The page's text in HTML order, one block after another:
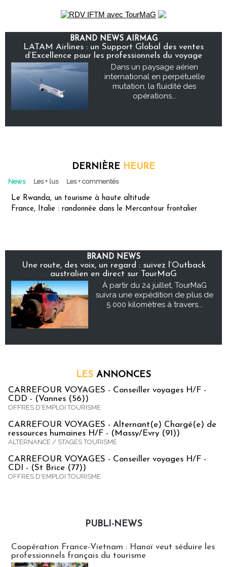
BRAND NEWS AIRMAG
LATAM Airlines : un Support Global des ventes
d’Excellence pour les professionnels du voyage
Dans un paysage aérien
international en perpétuelle
mutation, la fluidité des
opérations...
DERNIÈRE HEURE
News Les + lus Les + commentés
Le Rwanda, un tourisme à haute altitude
France, Italie : randonnée dans le Mercantour frontalier
BRAND NEWS
Une route, des voix, un regard : suivez l’Outback
australien en direct sur TourMaG
À partir du 24 juillet, TourMaG
suivra une expédition de plus de
5 000 kilomètres à travers...
LES ANNONCES
CARREFOUR VOYAGES - Conseiller voyages H/F -
CDD - (Vannes (56))
OFFRES D'EMPLOI TOURISME
CARREFOUR VOYAGES - Alternant(e) Chargé(e) de
ressources humaines H/F - (Massy/Evry (91))
ALTERNANCE / STAGES TOURISME
CARREFOUR VOYAGES - Conseiller voyages H/F -
CDI - (St Brice (77))
OFFRES D'EMPLOI TOURISME
PUBLI-NEWS
Coopération France-Vietnam : Hanoï veut séduire les
professionnels français du tourisme